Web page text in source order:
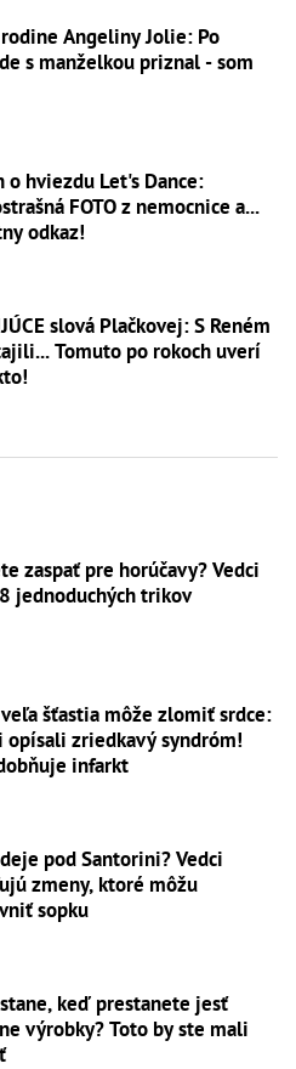
Angeliny Jolie: Po
s manželkou priznal - som
o hviezdu Let's Dance:
FOTO z nemocnice a...
odkaz!
slová Plačkovej: S Reném
Tomuto po rokoch uverí
zaspať pre horúčavy? Vedci
jednoduchých trikov
šťastia môže zlomiť srdce:
opísali zriedkavý syndróm!
infarkt
pod Santorini? Vedci
zmeny, ktoré môžu
sopku
stane, keď prestanete jesť
výrobky? Toto by ste mali